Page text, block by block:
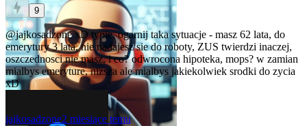
9
@jajkosadzonexD typie, ogarnij taka sytuacje - masz 62 lata, do
emerytury 3 lata, nie nadajesz sie do roboty, ZUS twierdzi inaczej,
oszczednosci nie masz, i co? odwrocona hipoteka, mops? w zamian
mialbys emeryture, nizsza ale mialbys jakiekolwiek srodki do zycia
xD
jajkosadzone2 miesiące temu